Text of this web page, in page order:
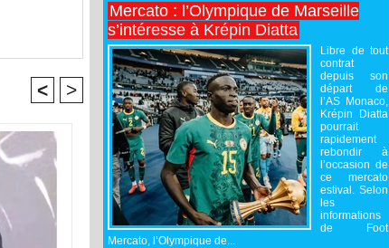
< >
Mercato : l’Olympique de Marseille
s’intéresse à Krépin Diatta
Libre de tout
contrat
depuis son
départ de
l’AS Monaco,
Krépin Diatta
pourrait
rapidement
rebondir à
l’occasion de
ce mercato
estival. Selon
les
informations
de Foot
Mercato, l’Olympique de...